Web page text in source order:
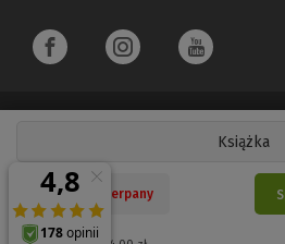
Książka
Nakład wyczerpany
Copyright 1997 - 2026 Wolters Kluwer
Płatności elektroniczne
(Nowe
(Link